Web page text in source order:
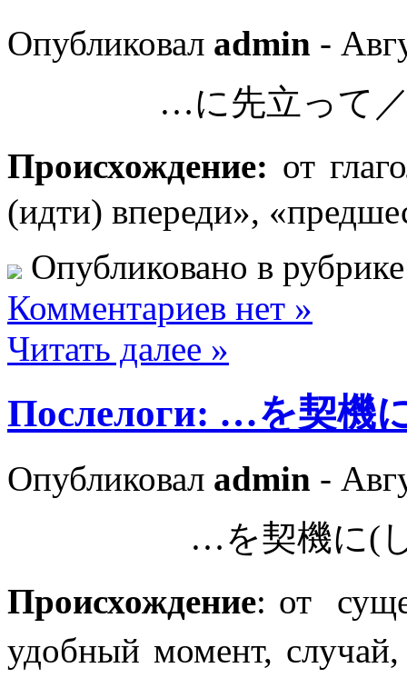
Опубликовал admin -
…に先立って
Происхождение: от
(идти) впереди»,
Опубликовано в
Комментариев нет »
Читать далее »
Послелоги: …を契機
Опубликовал admin -
…を契機に(
Происхождение: от
удобный момент,